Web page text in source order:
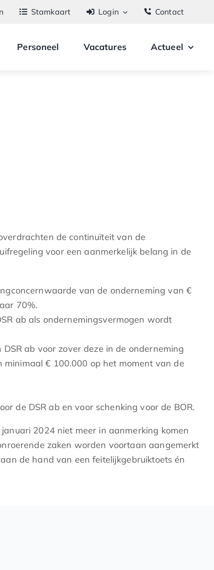
Stamkaart Login Contact
Personeel Vacatures Actueel
de continuïteit van de
voor een aanmerkelijk belang in de
van de onderneming van €
70%.
ab als ondernemingsvermogen wordt
ab voor zover deze in de onderneming
€ 100.000 op het moment van de
de DSR ab en voor schenking voor de BOR.
2024 niet meer in aanmerking komen
zaken worden voortaan aangemerkt
de hand van een feitelijkgebruiktoets én